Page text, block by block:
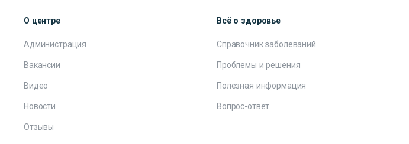
О центре
Администрация
Вакансии
Видео
Новости
Отзывы
Всё о здоровье
Справочник заболеваний
Проблемы и решения
Полезная информация
Вопрос-ответ